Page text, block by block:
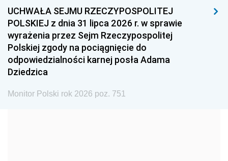
1996 1995 1994
1993 1992 1991
1990 1989
1987 1986 1985
UCHWAŁA SEJMU RZECZYPOSPOLITEJ
POLSKIEJ z dnia 31 lipca 2026 r. w sprawie
wyrażenia przez Sejm Rzeczypospolitej
Polskiej zgody na pociągnięcie do
odpowiedzialności karnej posła Adama
Dziedzica
Monitor Polski rok 2026 poz. 751